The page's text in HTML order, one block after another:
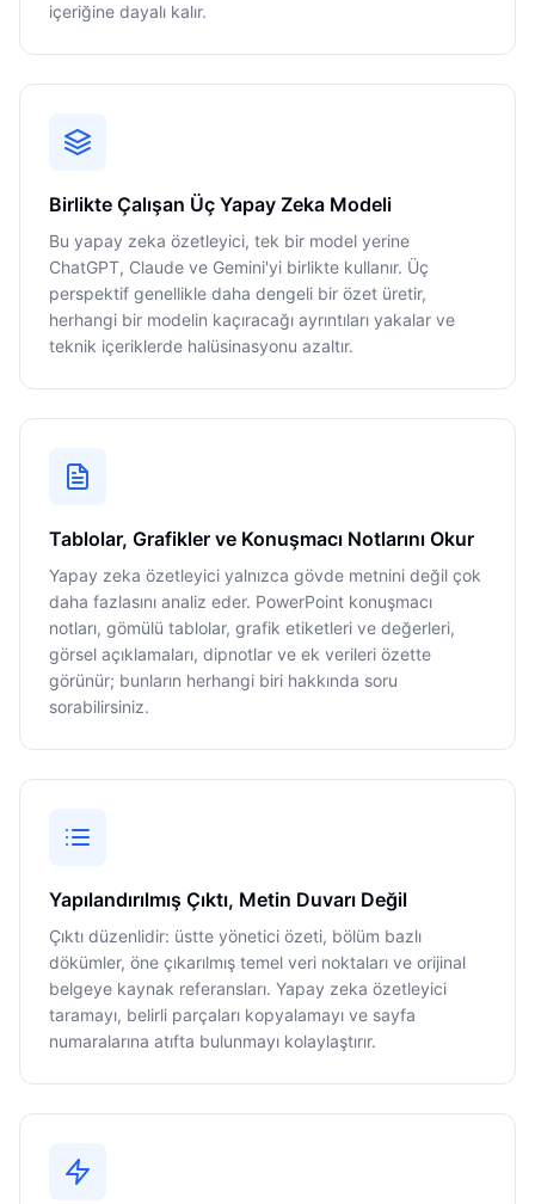
içeriğine dayalı kalır.
Birlikte Çalışan Üç Yapay Zeka Modeli
Bu yapay zeka özetleyici, tek bir model yerine
ChatGPT, Claude ve Gemini'yi birlikte kullanır. Üç
perspektif genellikle daha dengeli bir özet üretir,
herhangi bir modelin kaçıracağı ayrıntıları yakalar ve
teknik içeriklerde halüsinasyonu azaltır.
Tablolar, Grafikler ve Konuşmacı Notlarını Okur
Yapay zeka özetleyici yalnızca gövde metnini değil çok
daha fazlasını analiz eder. PowerPoint konuşmacı
notları, gömülü tablolar, grafik etiketleri ve değerleri,
görsel açıklamaları, dipnotlar ve ek verileri özette
görünür; bunların herhangi biri hakkında soru
sorabilirsiniz.
Yapılandırılmış Çıktı, Metin Duvarı Değil
Çıktı düzenlidir: üstte yönetici özeti, bölüm bazlı
dökümler, öne çıkarılmış temel veri noktaları ve orijinal
belgeye kaynak referansları. Yapay zeka özetleyici
taramayı, belirli parçaları kopyalamayı ve sayfa
numaralarına atıfta bulunmayı kolaylaştırır.